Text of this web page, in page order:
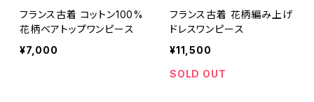
フランス古着 コットン100%
花柄ベアトップワンピース
¥7,000
フランス古着 花柄編み上げ
ドレスワンピース
¥11,500
SOLD OUT